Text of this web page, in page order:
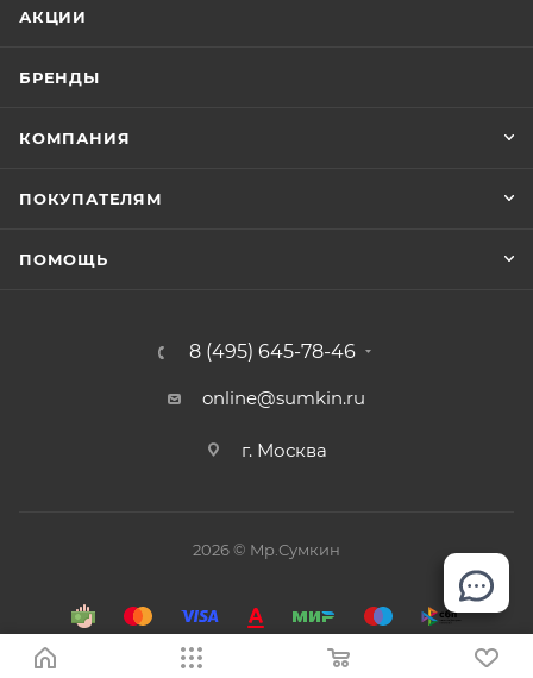
АКЦИИ
БРЕНДЫ
КОМПАНИЯ
ПОКУПАТЕЛЯМ
ПОМОЩЬ
8 (495) 645-78-46
online@sumkin.ru
г. Москва
2026 © Mр.Сумкин